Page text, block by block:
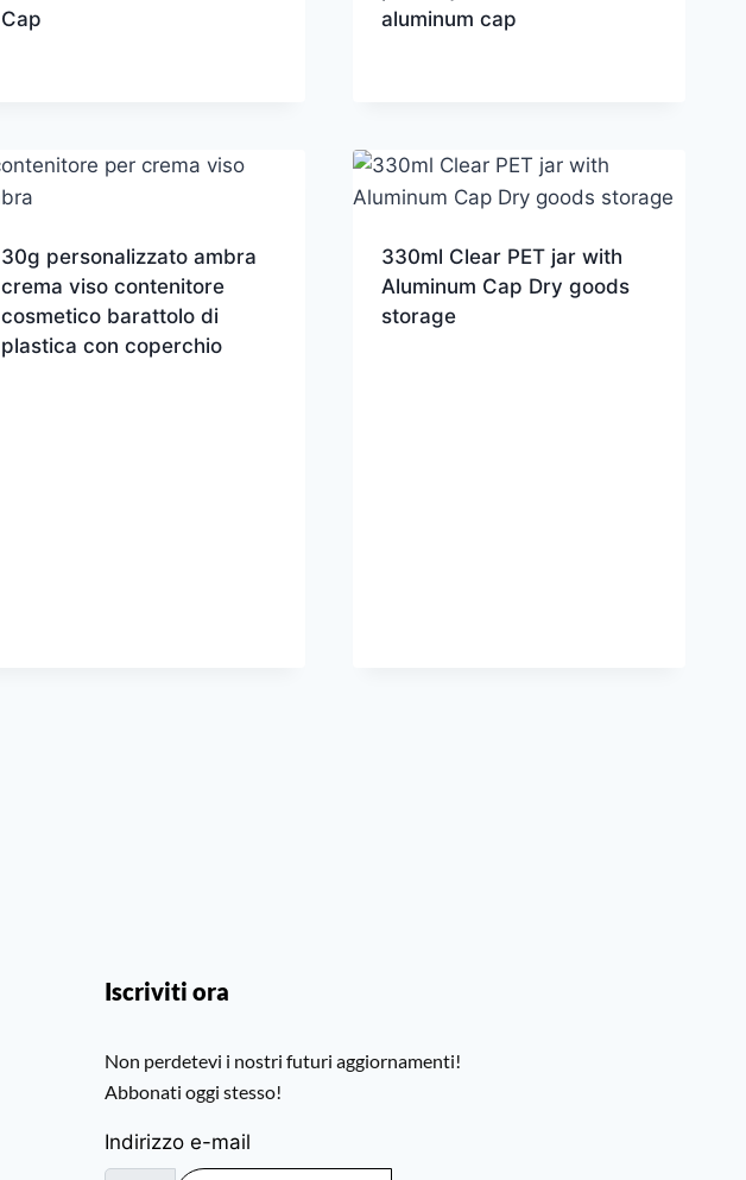
Cap
aluminum cap
30g personalizzato ambra
crema viso contenitore
cosmetico barattolo di
plastica con coperchio
330ml Clear PET jar with
Aluminum Cap Dry goods
storage
Iscriviti ora
Non perdetevi i nostri futuri aggiornamenti!
Abbonati oggi stesso!
Indirizzo e-mail